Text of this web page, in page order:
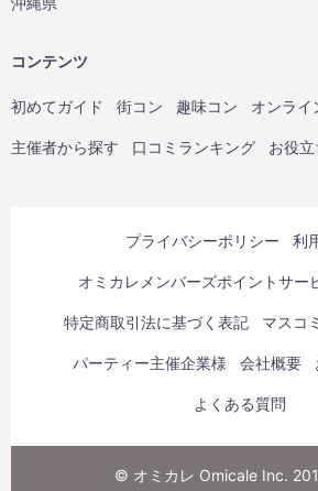
コンテンツ
初めてガイド 街コン 趣味コン オンライ
主催者から探す 口コミランキング お役立
プライバシーポリシー 利
オミカレメンバーズポイントサー
特定商取引法に基づく表記 マスコ
パーティー主催企業様 会社概要
よくある質問
© オミカレ Omicale Inc.